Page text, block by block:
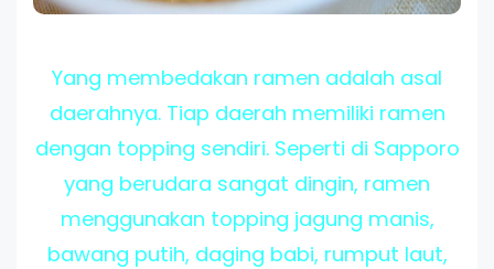
Yang membedakan ramen adalah asal
daerahnya. Tiap daerah memiliki ramen
dengan topping sendiri. Seperti di Sapporo
yang berudara sangat dingin, ramen
menggunakan topping jagung manis,
bawang putih, daging babi, rumput laut,